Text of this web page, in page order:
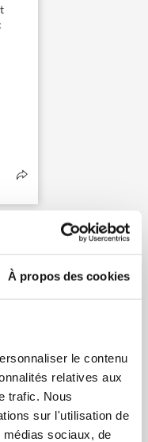
À propos des cookies
le contenu
relatives aux
trafic. Nous
sur l'utilisation de
sociaux, de
: